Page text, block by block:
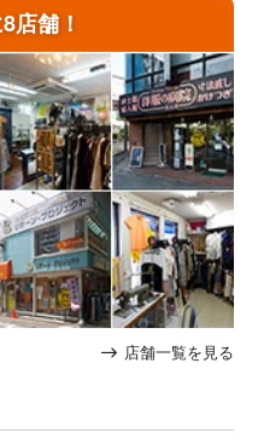
店舗！
店舗一覧を見る